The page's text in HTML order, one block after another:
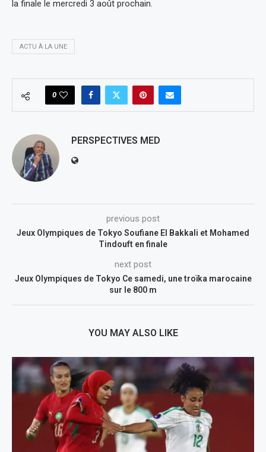
la finale le mercredi 3 août prochain.
ACTU À LA UNE
0
PERSPECTIVES MED
previous post
Jeux Olympiques de Tokyo Soufiane El Bakkali et Mohamed
Tindouft en finale
next post
Jeux Olympiques de Tokyo Ce samedi, une troïka marocaine
sur le 800 m
YOU MAY ALSO LIKE